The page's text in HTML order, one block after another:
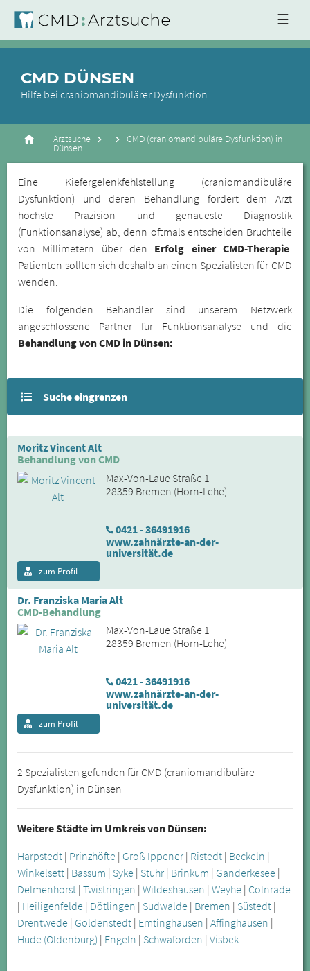
☰
CMD DÜNSEN
Hilfe bei craniomandibulärer Dysfunktion
Arztsuche CMD (craniomandibuläre Dysfunktion) in
Dünsen
Eine Kiefergelenkfehlstellung (craniomandibuläre
Dysfunktion) und deren Behandlung fordert dem Arzt
höchste Präzision und genaueste Diagnostik
(Funktionsanalyse) ab, denn oftmals entscheiden Bruchteile
von Millimetern über den Erfolg einer CMD-Therapie.
Patienten sollten sich deshalb an einen Spezialisten für CMD
wenden.
Die folgenden Behandler sind unserem Netzwerk
angeschlossene Partner für Funktionsanalyse und die
Behandlung von CMD in Dünsen:
Suche eingrenzen
Moritz Vincent Alt
Behandlung von CMD
Max-Von-Laue Straße 1
28359 Bremen (Horn-Lehe)
0421 - 36491916
www.zahnärzte-an-der-
universität.de
zum Profil
Dr. Franziska Maria Alt
CMD-Behandlung
Max-Von-Laue Straße 1
28359 Bremen (Horn-Lehe)
0421 - 36491916
www.zahnärzte-an-der-
universität.de
zum Profil
2 Spezialisten gefunden für CMD (craniomandibuläre
Dysfunktion) in Dünsen
Weitere Städte im Umkreis von Dünsen:
Harpstedt | Prinzhöfte | Groß Ippener | Ristedt | Beckeln |
Winkelsett | Bassum | Syke | Stuhr | Brinkum | Ganderkesee |
Delmenhorst | Twistringen | Wildeshausen | Weyhe | Colnrade
| Heiligenfelde | Dötlingen | Sudwalde | Bremen | Süstedt |
Drentwede | Goldenstedt | Emtinghausen | Affinghausen |
Hude (Oldenburg) | Engeln | Schwaförden | Visbek